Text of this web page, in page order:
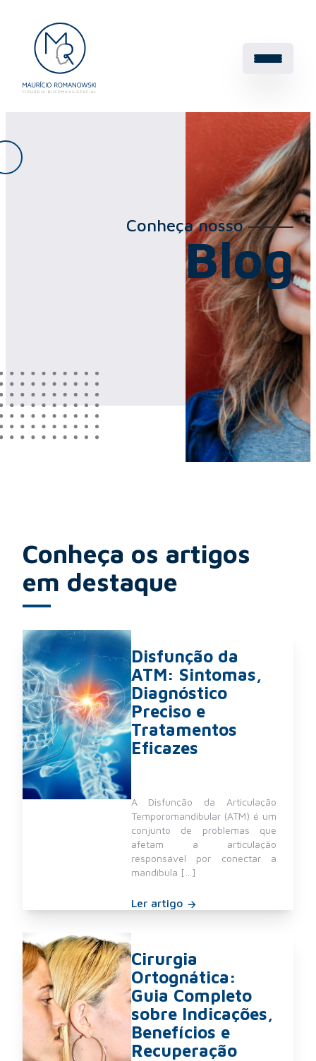
Conheça nosso
Blog
Conheça os artigos
em destaque
Disfunção da
ATM: Sintomas,
Diagnóstico
Preciso e
Tratamentos
Eficazes
A Disfunção da Articulação
Temporomandibular (ATM) é um
conjunto de problemas que
afetam a articulação
responsável por conectar a
mandíbula […]
Ler artigo
Cirurgia
Ortognática:
Guia Completo
sobre Indicações,
Benefícios e
Recuperação